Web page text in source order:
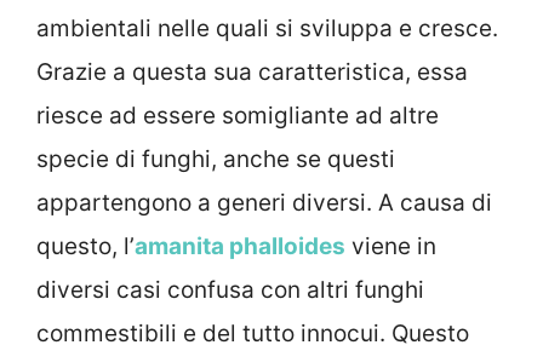
ambientali nelle quali si sviluppa e cresce.
Grazie a questa sua caratteristica, essa
riesce ad essere somigliante ad altre
specie di funghi, anche se questi
appartengono a generi diversi. A causa di
questo, l’amanita phalloides viene in
diversi casi confusa con altri funghi
commestibili e del tutto innocui. Questo